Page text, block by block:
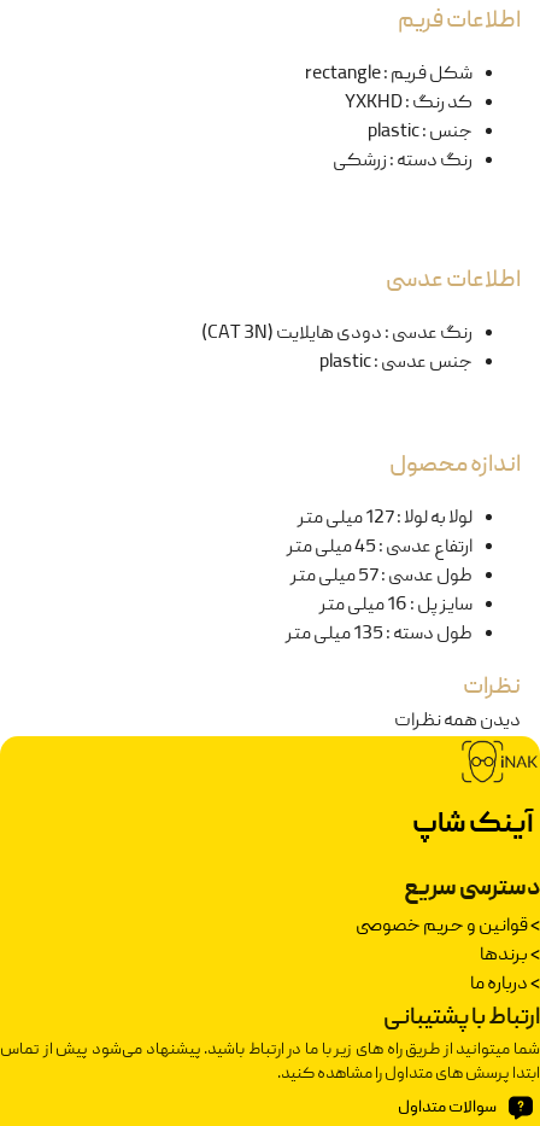
اطلاعات فریم
شکل فریم:
rectangle
کد رنگ:
YXKHD
جنس:
plastic
رنگ دسته:زرشکی
اطلاعات عدسی
رنگ عدسی:دودی هایلایت (CAT 3N)
جنس عدسی:
plastic
اندازه محصول
لولا به لولا:127 میلی متر
ارتفاع عدسی:45 میلی متر
طول عدسی:57 میلی متر
سایز پل:16 میلی متر
طول دسته:135 میلی متر
نظرات
دیدن همه نظرات
آینک شاپ
دسترسی سریع
>قوانین و حریم خصوصی
>برندها
>درباره ما
ارتباط با پشتیبانی
شما میتوانید از طریق راه های زیر با ما در ارتباط باشید. پیشنهاد می‌شود پیش از تماس
ابتدا پرسش های متداول را مشاهده کنید.
سوالات متداول